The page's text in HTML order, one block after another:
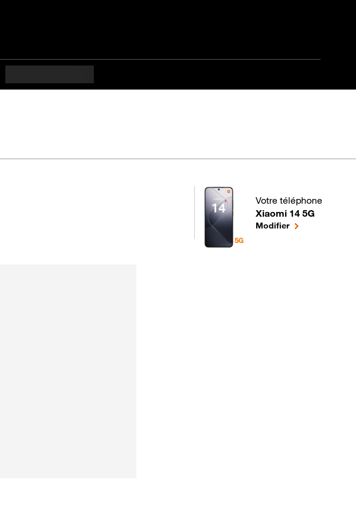
difficulté DébutantVotre téléphone
Xiaomi 14 5G
pour votre Xiaomi 14 5G
Modifierle téléphone